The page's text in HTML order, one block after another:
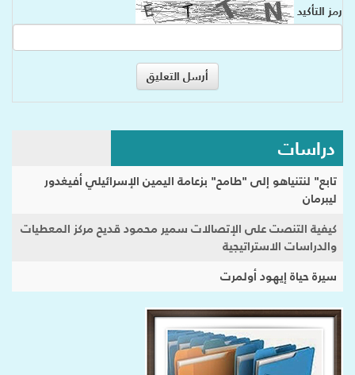
رمز التأكيد
دراسات
تابع" لنتنياهو إلى "طامح" بزعامة اليمين الإسرائيلي أفيغدور
ليبرمان
كيفية التنصت على الإتصالات سمير محمود قديح مركز المعطيات
والدراسات الاستراتيجية
سيرة حياة إيهود أولمرت